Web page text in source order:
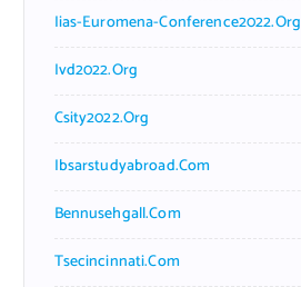
Iias-Euromena-Conference2022.org
Ivd2022.org
Csity2022.org
Ibsarstudyabroad.com
Bennusehgall.com
Tsecincinnati.com